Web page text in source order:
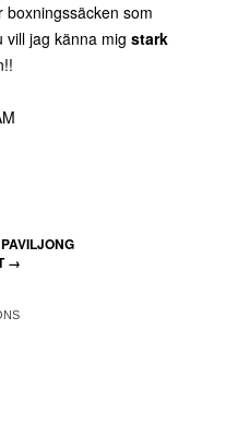
som
vill jag känna mig stark
→